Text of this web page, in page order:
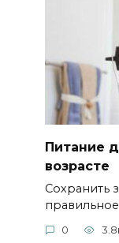
Питание
возрасте
Сохранить
0